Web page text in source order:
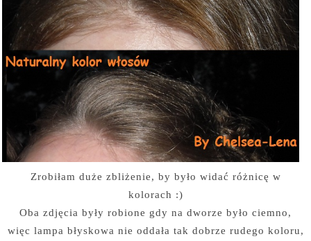
Zrobiłam duże zbliżenie, by było widać różnicę w
kolorach :)
Oba zdjęcia były robione gdy na dworze było ciemno,
więc lampa błyskowa nie oddała tak dobrze rudego koloru,